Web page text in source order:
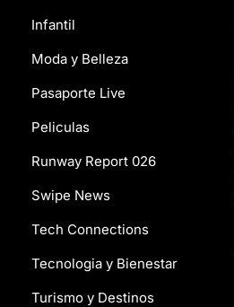
Infantil
Moda y Belleza
Pasaporte Live
Peliculas
Runway Report 026
Swipe News
Tech Connections
Tecnologia y Bienestar
Turismo y Destinos